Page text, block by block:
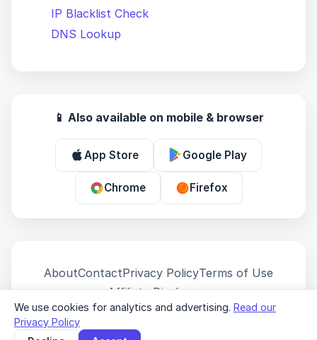
IP Blacklist Check
DNS Lookup
📱 Also available on mobile & browser
App Store Google Play
Chrome Firefox
AboutContactPrivacy PolicyTerms of Use
Affiliate Disclosure
© 2026 MyIPNow. All Rights Reserved.
We use cookies for analytics and advertising. Read our
Privacy Policy